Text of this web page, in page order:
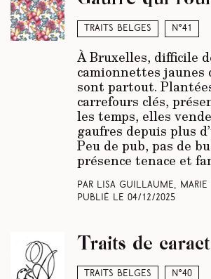
Traits belges N°41
À Bruxelles, difficile
camionnettes jaunes
sont partout.
carrefours clés,
les temps, elles
gaufres depuis plus
Peu de pub, pas de
présence tenace et
Par Lisa Guillaume, Marie
Publié le 04/12/2025
Traits belges N°40
Traits de